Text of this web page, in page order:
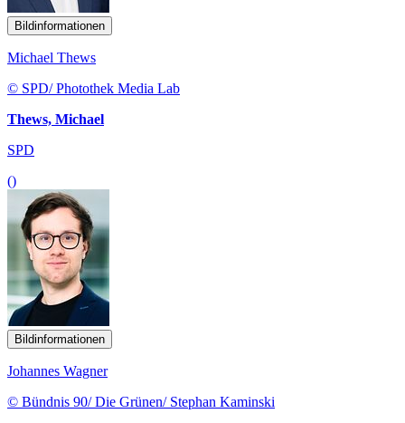
Bildinformationen
Michael Thews
© SPD/ Photothek Media Lab
Thews, Michael
SPD
()
Bildinformationen
Johannes Wagner
© Bündnis 90/ Die Grünen/ Stephan Kaminski